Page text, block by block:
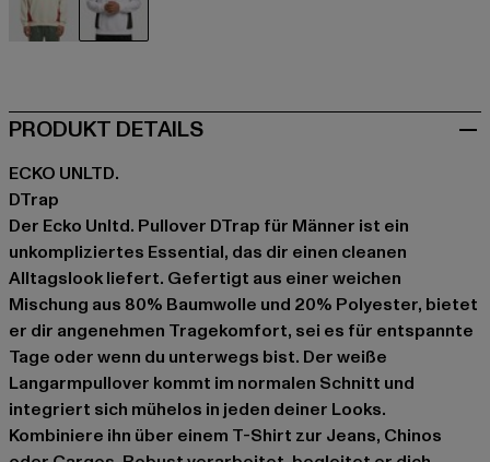
PRODUKT DETAILS
ECKO UNLTD.
DTrap
Der Ecko Unltd. Pullover DTrap für Männer ist ein
unkompliziertes Essential, das dir einen cleanen
Alltagslook liefert. Gefertigt aus einer weichen
Mischung aus 80% Baumwolle und 20% Polyester, bietet
er dir angenehmen Tragekomfort, sei es für entspannte
Tage oder wenn du unterwegs bist. Der weiße
Langarmpullover kommt im normalen Schnitt und
integriert sich mühelos in jeden deiner Looks.
Kombiniere ihn über einem T-Shirt zur Jeans, Chinos